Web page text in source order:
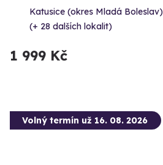
Katusice (okres Mladá Boleslav)
(+ 28 dalších lokalit)
1 999 Kč
Volný termín už 16. 08. 2026